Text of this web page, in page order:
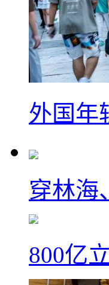
外国年
穿林海
800亿